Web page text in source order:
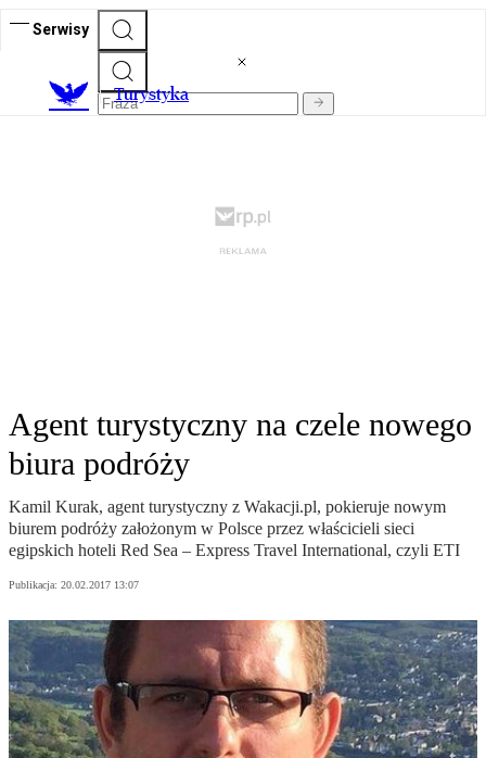
Serwisy
Turystyka
Agent turystyczny na czele nowego
biura podróży
Kamil Kurak, agent turystyczny z Wakacji.pl, pokieruje nowym
biurem podróży założonym w Polsce przez właścicieli sieci
egipskich hoteli Red Sea – Express Travel International, czyli ETI
Publikacja: 20.02.2017 13:07